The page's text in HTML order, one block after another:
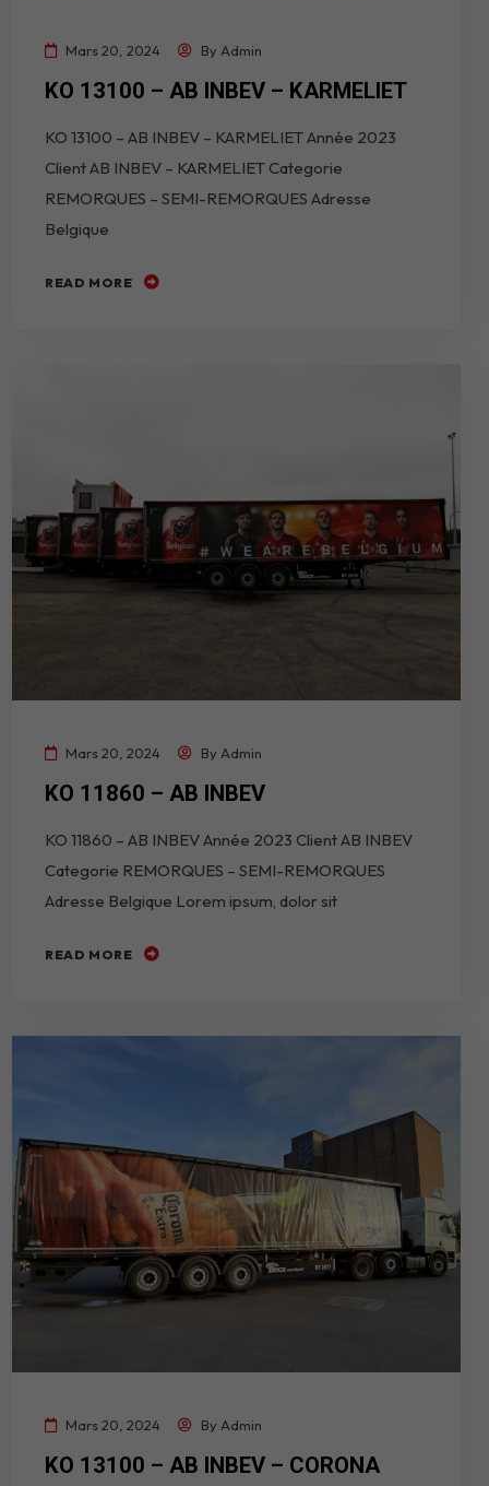
Mars 20, 2024 By Admin
KO 13100 – AB INBEV – KARMELIET
KO 13100 – AB INBEV – KARMELIET Année 2023
Client AB INBEV – KARMELIET Categorie
REMORQUES – SEMI-REMORQUES Adresse
Belgique
READ MORE
Mars 20, 2024 By Admin
KO 11860 – AB INBEV
KO 11860 – AB INBEV Année 2023 Client AB INBEV
Categorie REMORQUES – SEMI-REMORQUES
Adresse Belgique Lorem ipsum, dolor sit
READ MORE
Mars 20, 2024 By Admin
KO 13100 – AB INBEV – CORONA